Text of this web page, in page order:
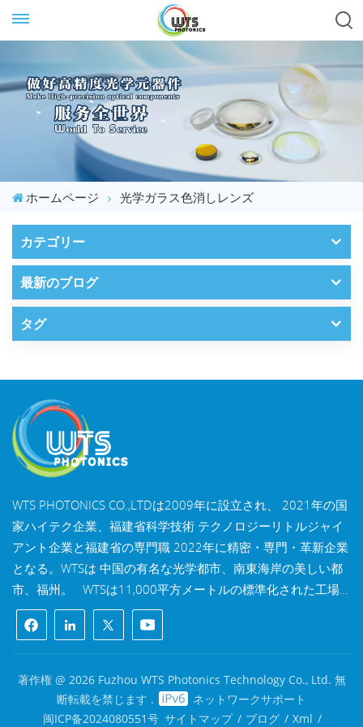
ホームページ 光学ガラス色消しレンズ
カテゴリー
最新のブログ
タグ
WTS PHOTONICS CO.,LTDは2009年に設立され、 2021年の国
家ハイテク企業、福建省科学技術 テクノロジーリトルジャイ
アント企業と福建省の専門職 2022年に精密・専門・革新企業
となる。WTSは 中国の有名な光学都市、南東海岸の美しい都
市、福州。 WTSは11,000平方メートルの標準化された工場
棟を所有しており、 熟練した技術スタッフと完全な光学処理
システムを備え、 コーティングシステム、組立システム、品
質管理システム。WTSは 研究開発、設計、製造のワンストッ
プソリューションを顧客に提供します。 高精度光学部品、高
精度光学撮像レンズ、 および高出力レーザー部品。 WTSの製
品には以下が含まれます 光学窓、レンズ、円筒レンズ、フィ
著作権 @ 2026 Fuzhou WTS Photonics Technology Co., Ltd. 無
断転載を禁じます .
ネットワークサポート
闽ICP备2024080551号 サイトマップ / ブログ / Xml /